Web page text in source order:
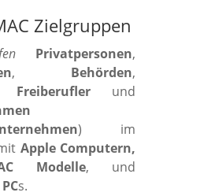
Zielgruppen
Privatpersonen,
, Behörden,
Freiberufler und
) im
Apple Computern,
Modelle, und
s.